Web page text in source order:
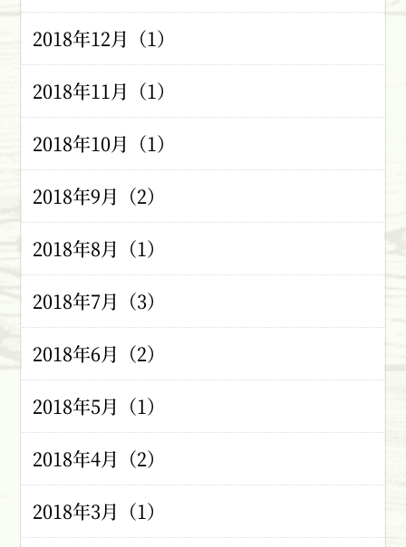
2018年12月（1）
2018年11月（1）
2018年10月（1）
2018年9月（2）
2018年8月（1）
2018年7月（3）
2018年6月（2）
2018年5月（1）
2018年4月（2）
2018年3月（1）